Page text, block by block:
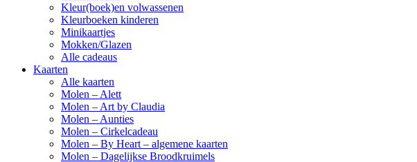
Kleur(boek)en volwassenen
Kleurboeken kinderen
Minikaartjes
Mokken/Glazen
Alle cadeaus
Kaarten
Alle kaarten
Molen – Alett
Molen – Art by Claudia
Molen – Aunties
Molen – Cirkelcadeau
Molen – By Heart – algemene kaarten
Molen – Dagelijkse Broodkruimels